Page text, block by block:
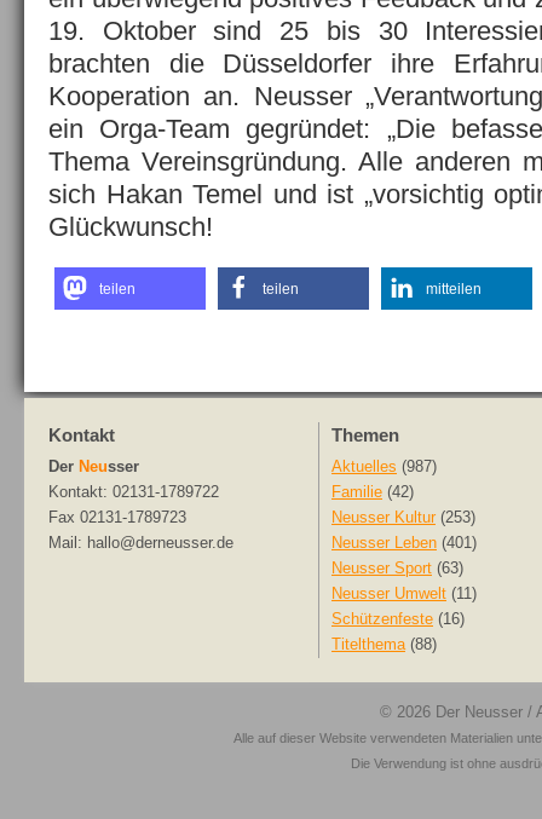
19. Oktober sind 25 bis 30
brachten die Düsseldorfer ihre
Kooperation an. Neusser
ein Orga-Team gegründet: „Die
Thema Vereinsgründung. Alle anderen
sich Hakan Temel und ist „vorsichtig
Glückwunsch!
teilen teilen mitteilen
Kontakt
Der Neusser
Kontakt: 02131-1789722
Fax 02131-1789723
Mail: hallo@derneusser.de
Themen
Aktuelles (987)
Familie (42)
Neusser Kultur (253)
Neusser Leben (401)
Neusser Sport (63)
Neusser Umwelt (11)
Schützenfeste (16)
Titelthema(88)
© 2026 Der Neusser /
Alle auf dieser Website verwendeten Materialien
Die Verwendung ist ohne